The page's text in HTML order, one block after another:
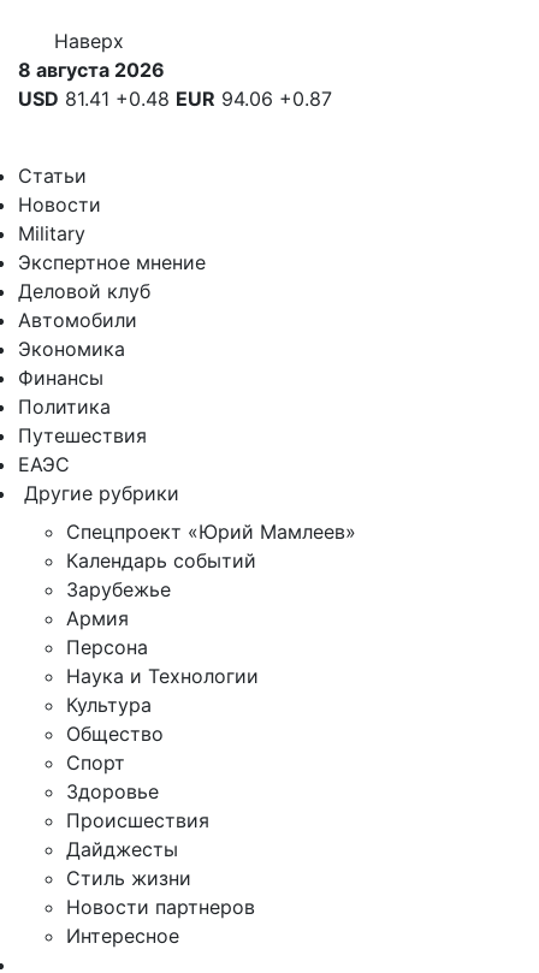
Наверх
8 августа 2026
USD 81.41 +0.48 EUR 94.06 +0.87
Статьи
Новости
Military
Экспертное мнение
Деловой клуб
Автомобили
Экономика
Финансы
Политика
Путешествия
ЕАЭС
Другие рубрики
Спецпроект «Юрий Мамлеев»
Календарь событий
Зарубежье
Армия
Персона
Наука и Технологии
Культура
Общество
Спорт
Здоровье
Происшествия
Дайджесты
Стиль жизни
Новости партнеров
Интересное